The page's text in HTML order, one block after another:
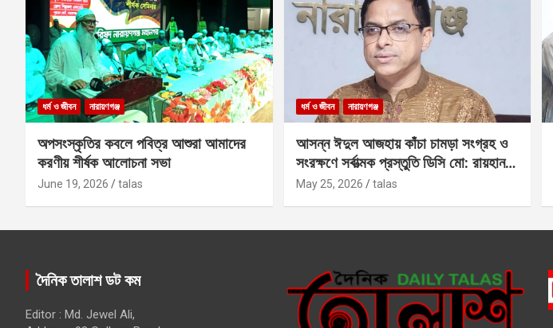
ধর্ম ও জীবন নারায়ণগঞ্জ
অপসংস্কৃতির কবলে পবিত্র আশুরা আমাদের
করণীয় শীর্ষক আলোচনা সভা
June 19, 2026 talas
ধর্ম ও জীবন নারায়ণগঞ্জ
আসন্ন ঈদুল আজহায় কাঁচা চামড়া সংগ্রহ ও
সংরক্ষণে সর্বাত্মক প্রস্তুতি ডিসি মো: রায়হান
কবির
May 25, 2026 talas
দৈনিক তালাশ ডট কম
Editor : Md. Jewel Ali,